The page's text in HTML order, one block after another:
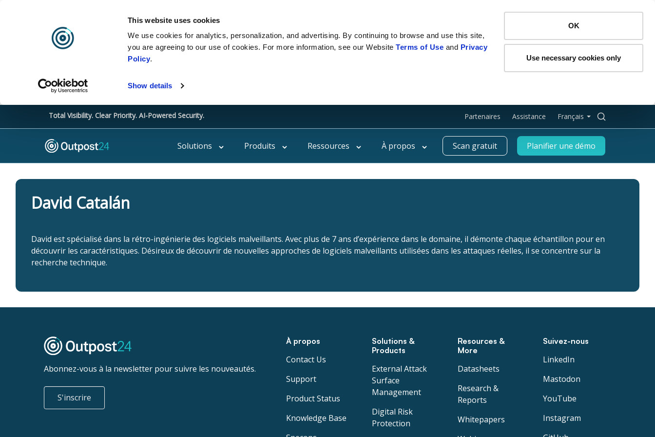
This website uses cookies
We use cookies for analytics, personalization, and advertising. By continuing to browse and use this site,
you are agreeing to our use of cookies. For more information, see our WebsiteTerms of Use and Privacy
Policy.
Show details
OK
Use necessary cookies only
Total Visibility. Clear Priority. AI-Powered Security. Partenaires Assistance Français
Solutions Produits Ressources À propos Scan gratuit Planifier une démo
David Catalán
David est spécialisé dans la rétro-ingénierie des logiciels malveillants. Avec plus de 7 ans d’expérience dans le domaine, il démonte chaque échantillon pour en
découvrir les caractéristiques. Désireux de découvrir de nouvelles approches de logiciels malveillants utilisées dans les attaques réelles, il se concentre sur la
recherche technique.
Abonnez-vous à la newsletter pour suivre les nouveautés.
S'inscrire
À propos
Contact Us
Support
Product Status
Knowledge Base
Solutions &
Products
External Attack
Surface
Management
Digital Risk
Protection
Resources &
More
Datasheets
Research &
Reports
Whitepapers
Suivez-nous
LinkedIn
Mastodon
YouTube
Instagram